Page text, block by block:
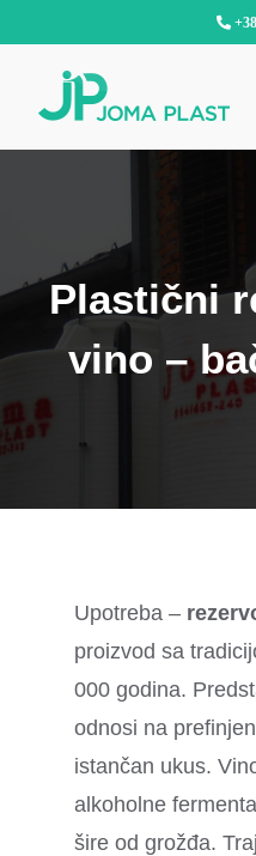
Plastični
vino –
Upotreba –
proizvod sa
000 godina.
odnosi na
istančan ukus.
alkoholne
šire od grožđa.